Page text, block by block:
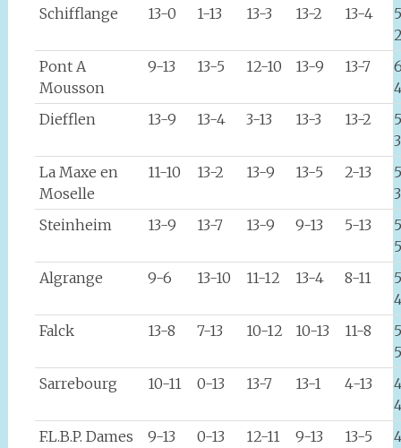
Schifflange
13-0 1-13 13-3 13-2 13-4
Pont A
Mousson
9-13 13-5 12-10 13-9 13-7
Diefflen
13-9 13-4 3-13 13-3 13-2
La Maxe en
Moselle
11-10 13-2 13-9 13-5 2-13
Steinheim
13-9 13-7 13-9 9-13 5-13
Algrange
9-6 13-10 11-12 13-4 8-11
Falck
13-8 7-13 10-12 10-13 11-8
Sarrebourg
10-11 0-13 13-7 13-1 4-13
F.L.B.P. Dames
9-13 0-13 12-11 9-13 13-5